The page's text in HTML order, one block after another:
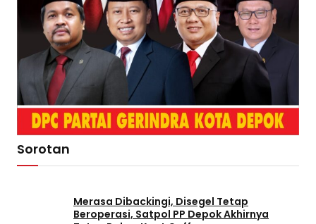
Sorotan
Merasa Dibackingi, Disegel Tetap
Beroperasi, Satpol PP Depok Akhirnya